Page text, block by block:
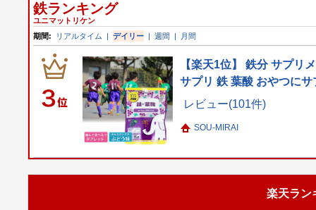
鉄ランキング
ユニマットリケン
期間:
リアルタイム |デイリー |週間 | 月間
【楽天1位】 鉄分 サプリ
サプリ 鉄 葉酸 おやつに
レビュー(101件)
SOU-MIRAI
楽天ラン